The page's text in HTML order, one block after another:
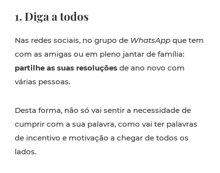
1. Diga a todos
Nas redes sociais, no grupo de WhatsApp que tem
com as amigas ou em pleno jantar de família:
partilhe as suas resoluções de ano novo com
várias pessoas.
Desta forma, não só vai sentir a necessidade de
cumprir com a sua palavra, como vai ter palavras
de incentivo e motivação a chegar de todos os
lados.